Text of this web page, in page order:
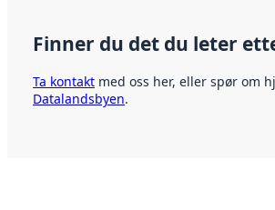
Finner du det du leter
Ta kontakt med oss her, eller spør om
Datalandsbyen.